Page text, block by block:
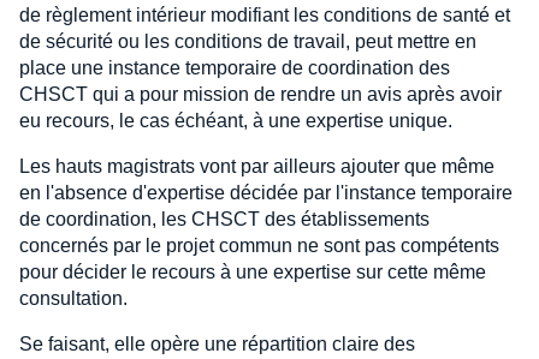
de règlement intérieur modifiant les conditions de santé et
de sécurité ou les conditions de travail, peut mettre en
place une instance temporaire de coordination des
CHSCT qui a pour mission de rendre un avis après avoir
eu recours, le cas échéant, à une expertise unique.
Les hauts magistrats vont par ailleurs ajouter que même
en l'absence d'expertise décidée par l'instance temporaire
de coordination, les CHSCT des établissements
concernés par le projet commun ne sont pas compétents
pour décider le recours à une expertise sur cette même
consultation.
Se faisant, elle opère une répartition claire des